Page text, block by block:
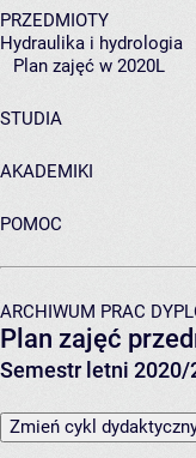
PRZEDMIOTY
Hydraulika i hydrologia
Plan zajęć w 2020L
STUDIA
AKADEMIKI
POMOC
ARCHIWUM PRAC
Plan zajęć
Semestr letni 2020/
Zmień cykl